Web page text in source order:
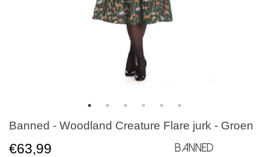
Banned - Woodland Creature Flare jurk - Groen
€63,99 Banned